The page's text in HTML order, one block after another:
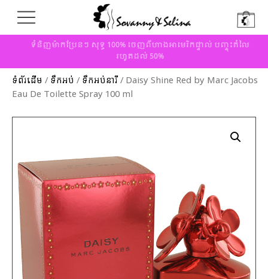
ទំនិញម៉ាកប្រែនៗ សុទ្ធ 100% ចេញពីហាងអាមេរិកផ្ទាល់ បញ្ចុះតំលៃ
រហូតដល់ 50%
ទំព័រដើម / ទឹកអប់ / ទឹកអប់នារី/ Daisy Shine Red by Marc Jacobs
Eau De Toilette Spray 100 ml